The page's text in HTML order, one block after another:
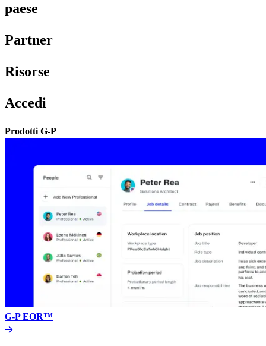
paese​​
Partner​​
Risorse​​
Accedi​​
Prodotti G-P​​
G-P EOR™​​